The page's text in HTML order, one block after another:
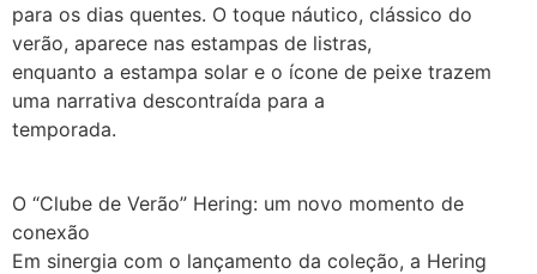
para os dias quentes. O toque náutico, clássico do
verão, aparece nas estampas de listras,
enquanto a estampa solar e o ícone de peixe trazem
uma narrativa descontraída para a
temporada.
O “Clube de Verão” Hering: um novo momento de
conexão
Em sinergia com o lançamento da coleção, a Hering